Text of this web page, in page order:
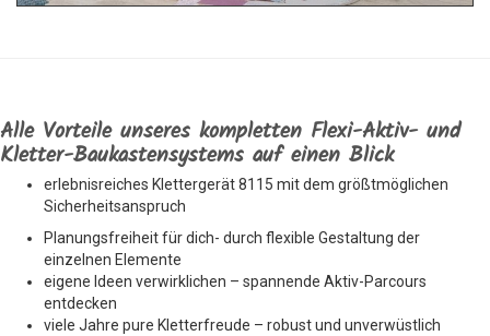
Alle Vorteile unseres kompletten Flexi-Aktiv- und
Kletter-Baukastensystems auf einen Blick
erlebnisreiches Klettergerät 8115 mit dem größtmöglichen
Sicherheitsanspruch
Planungsfreiheit für dich- durch flexible Gestaltung der
einzelnen Elemente
eigene Ideen verwirklichen – spannende Aktiv-Parcours
entdecken
viele Jahre pure Kletterfreude – robust und unverwüstlich